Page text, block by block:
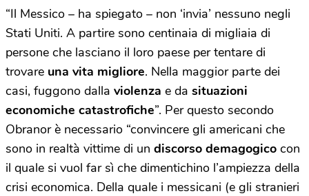
“Il Messico – ha spiegato – non ‘invia’ nessuno negli
Stati Uniti. A partire sono centinaia di migliaia di
persone che lasciano il loro paese per tentare di
trovare una vita migliore. Nella maggior parte dei
casi, fuggono dalla violenza e da situazioni
economiche catastrofiche”. Per questo secondo
Obranor è necessario “convincere gli americani che
sono in realtà vittime di un discorso demagogico con
il quale si vuol far sì che dimentichino l’ampiezza della
crisi economica. Della quale i messicani (e gli stranieri